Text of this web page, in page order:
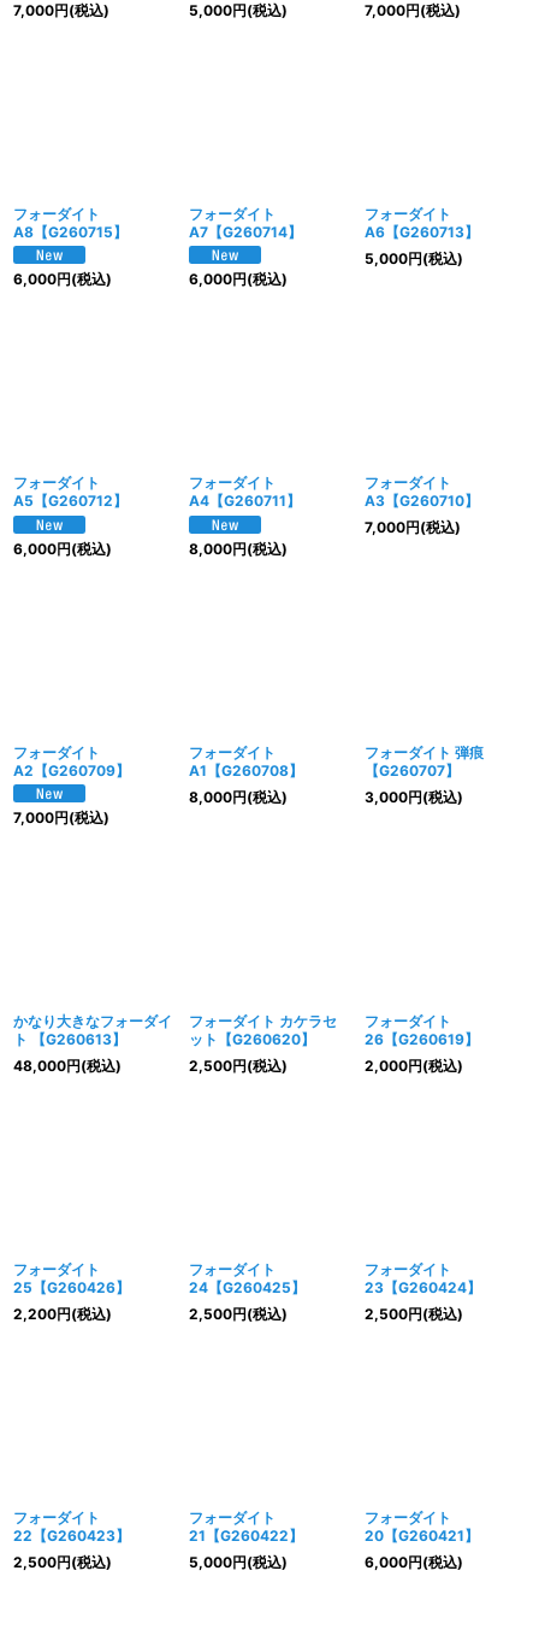
7,000円(税込) 5,000円(税込) 7,000円(税込)
フォーダイト
A8【G260715】
6,000円(税込)
フォーダイト
A7【G260714】
6,000円(税込)
フォーダイト
A6【G260713】
5,000円(税込)
フォーダイト
A5【G260712】
6,000円(税込)
フォーダイト
A4【G260711】
8,000円(税込)
フォーダイト
A3【G260710】
7,000円(税込)
フォーダイト
A2【G260709】
7,000円(税込)
フォーダイト
A1【G260708】
8,000円(税込)
フォーダイト 弾痕
【G260707】
3,000円(税込)
かなり大きなフォーダイ
ト 【G260613】
48,000円(税込)
フォーダイト カケラセ
ット【G260620】
2,500円(税込)
フォーダイト
26【G260619】
2,000円(税込)
フォーダイト
25【G260426】
2,200円(税込)
フォーダイト
24【G260425】
2,500円(税込)
フォーダイト
23【G260424】
2,500円(税込)
フォーダイト
22【G260423】
2,500円(税込)
フォーダイト
21【G260422】
5,000円(税込)
フォーダイト
20【G260421】
6,000円(税込)